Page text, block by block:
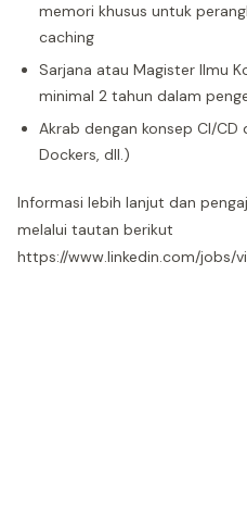
memori khusus untuk
caching
Sarjana atau Magister Ilmu
minimal 2 tahun dalam
Akrab dengan konsep CI/CD
Dockers, dll.)
Informasi lebih lanjut dan
melalui tautan berikut
https://www.linkedin.com/jobs/